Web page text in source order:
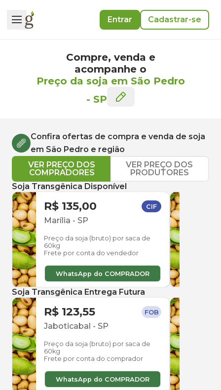
Entrar Cadastrar-se
Compre, venda e
acompanhe o
Preço da soja em São Pedro
- SP
Confira ofertas de compra e venda de soja
em São Pedro e região
VER PREÇO DOS
COMPRADORES
VER PREÇO DOS
PRODUTORES
Soja Transgênica Disponível
R$ 135,00 CIF
Marília - SP
Preço da soja (bruto) por saca de
60kg
Frete por conta do vendedor
WhatsApp do COMPRADOR
Soja Transgênica Entrega Futura
R$ 123,55 FOB
Jaboticabal - SP
Preço da soja (bruto) por saca de
60kg
Frete por conta do comprador
WhatsApp do COMPRADOR